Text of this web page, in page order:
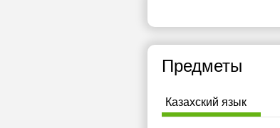
Предметы
Казахский язык
свободных